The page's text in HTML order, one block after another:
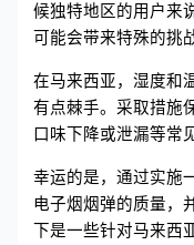
候独特地区的用户来
可能会带来特殊的挑
在马来西亚，湿度和
有点棘手。采取措施
口味下降或泄漏等常
幸运的是，通过实施
电子烟烟弹的质量，
下是一些针对马来西